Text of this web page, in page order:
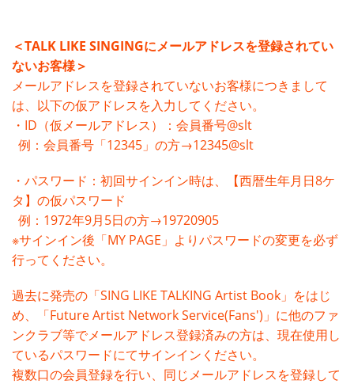
＜TALK LIKE SINGINGにメールアドレスを登録されてい
ないお客様＞
メールアドレスを登録されていないお客様につきまして
は、以下の仮アドレスを入力してください。
・ID（仮メールアドレス）：会員番号@slt
例：会員番号「12345」の方→12345@slt
・パスワード：初回サインイン時は、【西暦生年月日8ケ
タ】の仮パスワード
例：1972年9月5日の方→19720905
※サインイン後「MY PAGE」よりパスワードの変更を必ず
行ってください。
過去に発売の「SING LIKE TALKING Artist Book」をはじ
め、「Future Artist Network Service(Fans')」に他のファ
ンクラブ等でメールアドレス登録済みの方は、現在使用し
ているパスワードにてサインインください。
複数口の会員登録を行い、同じメールアドレスを登録して